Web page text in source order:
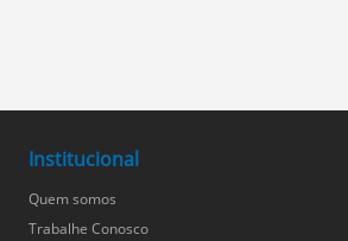
Institucional
Quem somos
Trabalhe Conosco